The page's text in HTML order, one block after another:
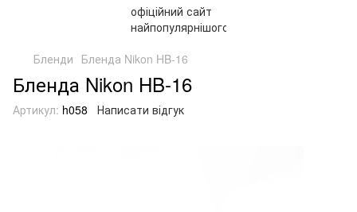
Бленди Бленда Nikon HB-16
Бленда Nikon HB-16
Артикул: h058 Написати відгук